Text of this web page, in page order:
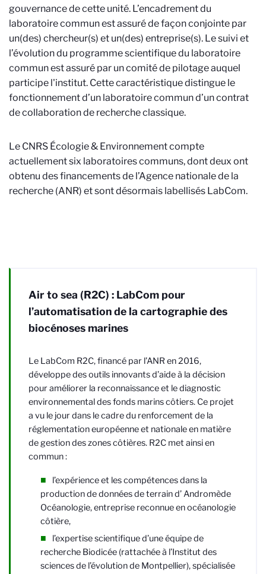
gouvernance de cette unité. L’encadrement du
laboratoire commun est assuré de façon conjointe par
un(des) chercheur(s) et un(des) entreprise(s). Le suivi et
l’évolution du programme scientifique du laboratoire
commun est assuré par un comité de pilotage auquel
participe l'institut. Cette caractéristique distingue le
fonctionnement d’un laboratoire commun d’un contrat
de collaboration de recherche classique.
Le CNRS Écologie & Environnementcompte
actuellement six laboratoires communs, dont deux ont
obtenu des financements de l’Agence nationale de la
recherche (ANR) et sont désormais labellisés LabCom.
Air to sea (R2C) : LabCom pour
l’automatisation de la cartographie des
biocénoses marines
Le LabCom R2C, financé par l’ANR en 2016,
développe des outils innovants d’aide à la décision
pour améliorer la reconnaissance et le diagnostic
environnemental des fonds marins côtiers. Ce projet
a vu le jour dans le cadre du renforcement de la
réglementation européenne et nationale en matière
de gestion des zones côtières. R2C met ainsi en
commun :
l’expérience et les compétences dans la
production de données de terrain d’ Andromède
Océanologie, entreprise reconnue en océanologie
côtière,
l’expertise scientifique d’une équipe de
recherche Biodicée (rattachée à l’Institut des
sciences de l’évolution de Montpellier), spécialisée